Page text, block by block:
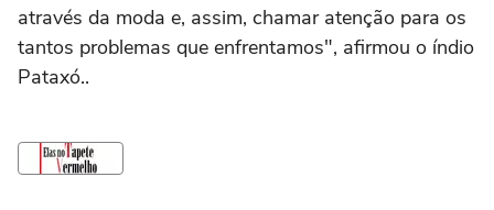
através da moda e, assim, chamar atenção para os
tantos problemas que enfrentamos", afirmou o índio
Pataxó..